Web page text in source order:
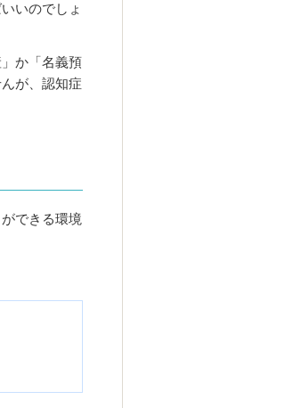
いのでしょ
か「名義預
が、認知症
できる環境